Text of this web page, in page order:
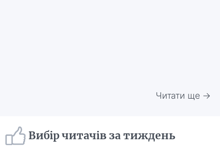
Читати ще →
Вибір читачів за тиждень